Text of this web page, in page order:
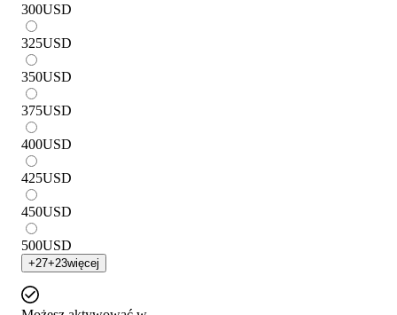
300USD
325USD
350USD
375USD
400USD
425USD
450USD
500USD
+27+23więcej